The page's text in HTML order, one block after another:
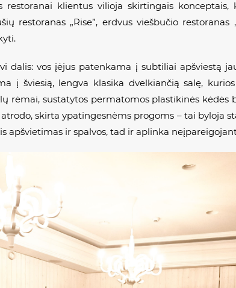
klientus vilioja skirtingais
restoranas „Rise”, erdvus viešbučio
dalis: vos įėjus patenkama į subtiliai apšviestą
į šviesią, lengva klasika dvelkiančią salę,
rėmai, sustatytos permatomos plastikinės kėdės
atrodo, skirta ypatingesnėms progoms – tai byloja
apšvietimas ir spalvos, tad ir aplinka